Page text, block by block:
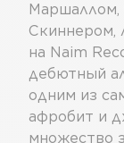
Скиннером,
на Naim
дебютный
одним из
афробит и
множество